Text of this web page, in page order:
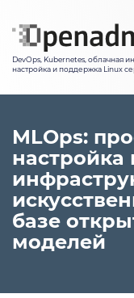
DevOps, Kubernetes, облачная
настройка и поддержка Linux
MLOps:
базе
моделей